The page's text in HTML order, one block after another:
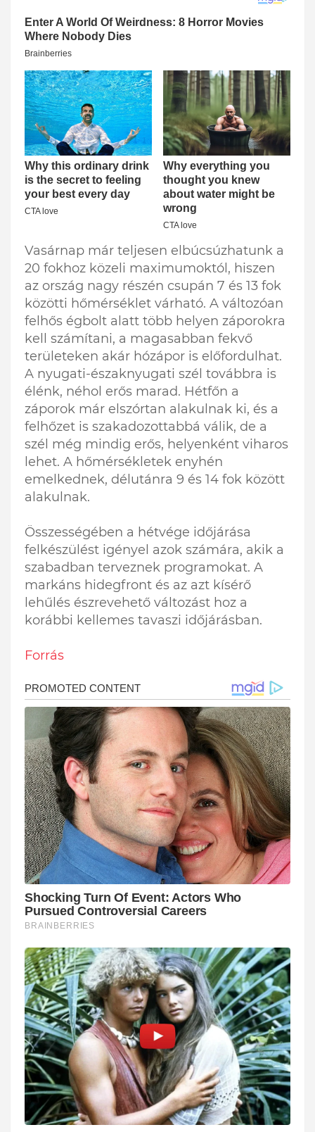
Vasárnap már teljesen elbúcsúzhatunk a
20 fokhoz közeli maximumoktól, hiszen
az ország nagy részén csupán 7 és 13 fok
közötti hőmérséklet várható. A változóan
felhős égbolt alatt több helyen záporokra
kell számítani, a magasabban fekvő
területeken akár hózápor is előfordulhat.
A nyugati-északnyugati szél továbbra is
élénk, néhol erős marad. Hétfőn a
záporok már elszórtan alakulnak ki, és a
felhőzet is szakadozottabbá válik, de a
szél még mindig erős, helyenként viharos
lehet. A hőmérsékletek enyhén
emelkednek, délutánra 9 és 14 fok között
alakulnak.
Összességében a hétvége időjárása
felkészülést igényel azok számára, akik a
szabadban terveznek programokat. A
markáns hidegfront és az azt kísérő
lehűlés észrevehető változást hoz a
korábbi kellemes tavaszi időjárásban.
Forrás